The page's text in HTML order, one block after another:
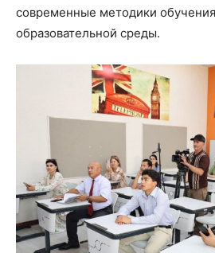
современные методики
образовательной среды.